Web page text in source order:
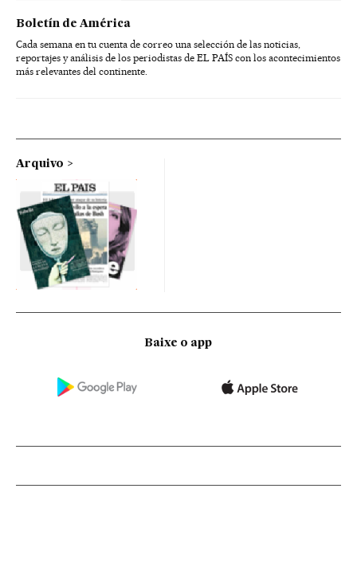
Boletín de América
Cada semana en tu cuenta de correo una selección de las noticias,
reportajes y análisis de los periodistas de EL PAÍS con los acontecimientos
más relevantes del continente.
Arquivo
Baixe o app